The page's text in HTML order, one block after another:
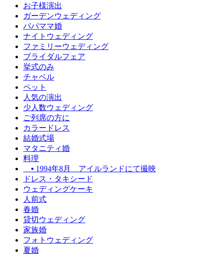
お子様演出
ガーデンウェディング
パパママ婚
ナイトウェディング
ファミリーウェディング
ブライダルフェア
挙式のみ
チャペル
ペット
人気の演出
少人数ウェディング
ご列席の方に
カラードレス
結婚式場
マタニティ婚
料理
▪ 1994年8月 アイルランドにて撮映
ドレス・タキシード
ウェディングケーキ
人前式
春婚
貸切ウェディング
家族婚
フォトウェディング
夏婚